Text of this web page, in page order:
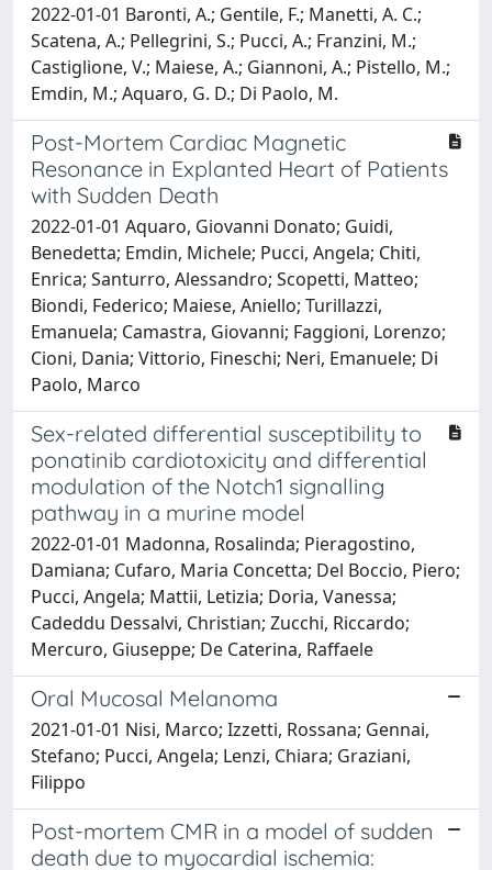
2022-01-01 Baronti, A.; Gentile, F.; Manetti, A. C.;
Scatena, A.; Pellegrini, S.; Pucci, A.; Franzini, M.;
Castiglione, V.; Maiese, A.; Giannoni, A.; Pistello, M.;
Emdin, M.; Aquaro, G. D.; Di Paolo, M.
Post-Mortem Cardiac Magnetic
Resonance in Explanted Heart of Patients
with Sudden Death
2022-01-01 Aquaro, Giovanni Donato; Guidi,
Benedetta; Emdin, Michele; Pucci, Angela; Chiti,
Enrica; Santurro, Alessandro; Scopetti, Matteo;
Biondi, Federico; Maiese, Aniello; Turillazzi,
Emanuela; Camastra, Giovanni; Faggioni, Lorenzo;
Cioni, Dania; Vittorio, Fineschi; Neri, Emanuele; Di
Paolo, Marco
Sex-related differential susceptibility to
ponatinib cardiotoxicity and differential
modulation of the Notch1 signalling
pathway in a murine model
2022-01-01 Madonna, Rosalinda; Pieragostino,
Damiana; Cufaro, Maria Concetta; Del Boccio, Piero;
Pucci, Angela; Mattii, Letizia; Doria, Vanessa;
Cadeddu Dessalvi, Christian; Zucchi, Riccardo;
Mercuro, Giuseppe; De Caterina, Raffaele
Oral Mucosal Melanoma
2021-01-01 Nisi, Marco; Izzetti, Rossana; Gennai,
Stefano; Pucci, Angela; Lenzi, Chiara; Graziani,
Filippo
Post-mortem CMR in a model of sudden
death due to myocardial ischemia: